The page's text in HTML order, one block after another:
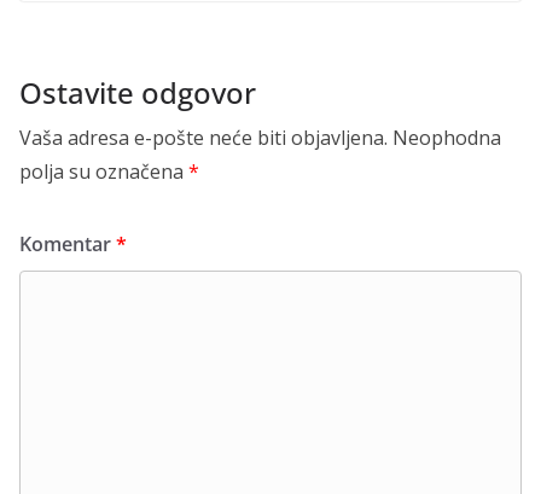
Ostavite odgovor
Vaša adresa e-pošte neće biti objavljena. Neophodna
polja su označena *
Komentar*